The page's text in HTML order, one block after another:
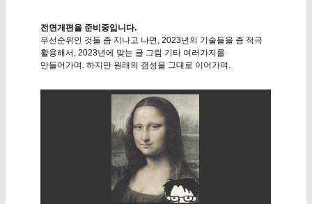
전면개편을 준비중입니다.
우선순위인 것들 좀 지나고 나면, 2023년의 기술들을 좀 적극
활용해서, 2023년에 맞는 글 그림 기타 여러가지를
만들어가며. 하지만 원래의 갬성을 그대로 이어가며.